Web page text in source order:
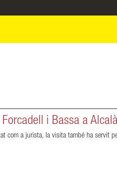
i Bassa a
com a jurista, la visita també ha servit